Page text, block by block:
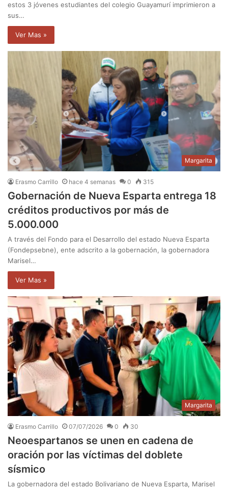
estos 3 jóvenes estudiantes del colegio Guayamurí imprimieron a
sus…
Ver Mas »
Margarita
Erasmo Carrillo hace 4 semanas 0 315
Gobernación de Nueva Esparta entrega 18
créditos productivos por más de
5.000.000
A través del Fondo para el Desarrollo del estado Nueva Esparta
(Fondepsebne), ente adscrito a la gobernación, la gobernadora
Marisel…
Ver Mas »
Margarita
Erasmo Carrillo 07/07/2026 0 30
Neoespartanos se unen en cadena de
oración por las víctimas del doblete
sísmico
La gobernadora del estado Bolivariano de Nueva Esparta, Marisel